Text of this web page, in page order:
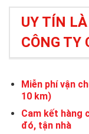
UY TÍN
CÔNG TY
Miễn phí vận
10 km)
Cam kết hàng
đó, tận nhà